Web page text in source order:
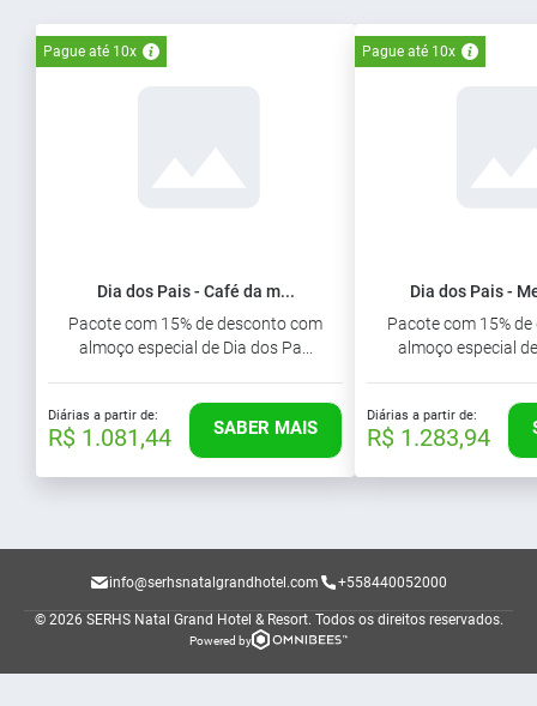
Pague até 10x
Dia dos Pais - Café da m...
Pacote com 15% de desconto com
almoço especial de Dia dos Pa...
Diárias a partir de:
R$ 1.081,44 SABER MAIS
Pague até 10x
Dia dos Pais -
Pacote com 15%
almoço especial
Diárias a partir de:
R$ 1.283,94
info@serhsnatalgrandhotel.com +558440052000
© 2026 SERHS Natal Grand Hotel & Resort. Todos os direitos reservados.
Powered by